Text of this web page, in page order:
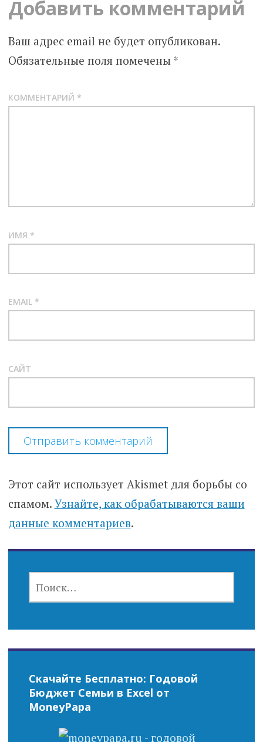
Добавить комментарий
Ваш адрес email не будет опубликован.
Обязательные поля помечены *
КОММЕНТАРИЙ *
ИМЯ *
EMAIL *
САЙТ
Этот сайт использует Akismet для борьбы со
спамом. Узнайте, как обрабатываются ваши
данные комментариев.
Скачайте Бесплатно: Годовой
Бюджет Семьи в Excel от
MoneyPapa